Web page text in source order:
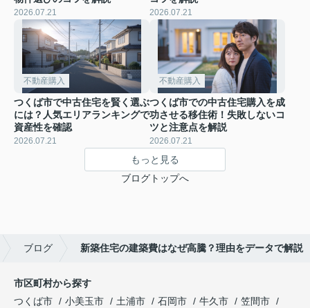
2026.07.21 2026.07.21
不動産購入
つくば市で中古住宅を賢く選ぶ
には？人気エリアランキングで
資産性を確認
2026.07.21
不動産購入
つくば市での中古住宅購入を成
功させる移住術！失敗しないコ
ツと注意点を解説
2026.07.21
もっと見る
ブログトップへ
ブログ 新築住宅の建築費はなぜ高騰？理由をデータで解説
市区町村から探す
つくば市
小美玉市 土浦市 石岡市 牛久市
笠間市